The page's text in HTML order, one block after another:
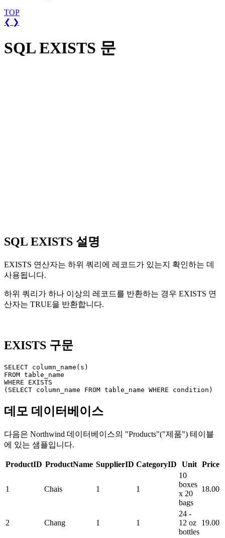
TOP
❮ ❯
SQL EXISTS 문
SQL EXISTS 설명
EXISTS 연산자는 하위 쿼리에 레코드가 있는지 확인하는 데
사용됩니다.
하위 쿼리가 하나 이상의 레코드를 반환하는 경우 EXISTS 연
산자는 TRUE을 반환합니다.
EXISTS 구문
SELECT column_name(s)
FROM table_name
WHERE EXISTS
데모 데이터베이스
다음은 Northwind 데이터베이스의 "Products"("제품") 테이블
에 있는 샘플입니다.
ProductID ProductName SupplierID CategoryID Unit Price
1 Chais 1 1
10
boxes
x 20
bags
18.00
2 Chang 1 1
24 -
12 oz
bottles
19.00